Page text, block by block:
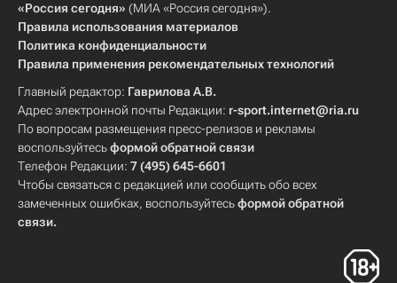
«Россия сегодня» (МИА «Россия сегодня»).
Правила использования материалов
Политика конфиденциальности
Правила применения рекомендательных технологий
Главный редактор: Гаврилова А.В.
Адрес электронной почты Редакции: r-sport.internet@ria.ru
По вопросам размещения пресс-релизов и рекламы
воспользуйтесьформой обратной связи
Телефон Редакции: 7 (495) 645-6601
Чтобы связаться с редакцией или сообщить обо всех
замеченных ошибках, воспользуйтесьформой обратной
связи.